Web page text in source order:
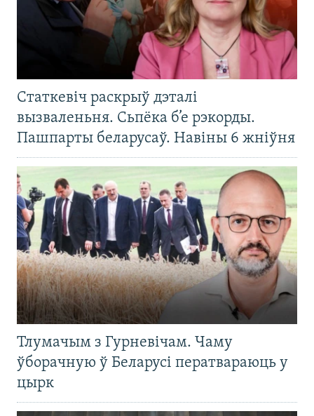
Статкевіч раскрыў дэталі
вызваленьня. Сьпёка б’е рэкорды.
Пашпарты беларусаў. Навіны 6 жніўня
Тлумачым з Гурневічам. Чаму
ўборачную ў Беларусі ператвараюць у
цырк